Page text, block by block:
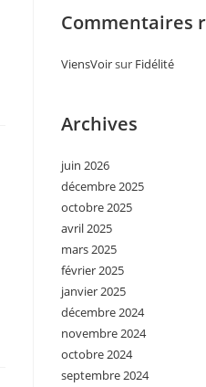
Commentaires
ViensVoirsur Fidélité
Archives
juin 2026
décembre 2025
octobre 2025
avril 2025
mars 2025
février 2025
janvier 2025
décembre 2024
novembre 2024
octobre 2024
septembre 2024